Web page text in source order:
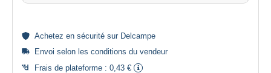
Achetez en sécurité sur Delcampe
Envoi selon les conditions du vendeur
Frais de plateforme : 0,43 €